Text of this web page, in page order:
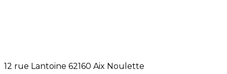
12 rue Lantoine 62160 Aix Noulette